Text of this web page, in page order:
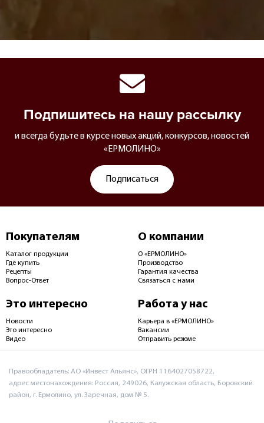
Подпишитесь на нашу рассылку
и всегда будьте в курсе новых акций, конкурсов, новостей
«ЕРМОЛИНО»
Подписаться
Покупателям
Каталог продукции
Где купить
Рецепты
Вопрос-Ответ
О компании
О «ЕРМОЛИНО»
Производство
Гарантия качества
Связаться с нами
Это интересно
Новости
Это интересно
Видео
Работа у нас
Карьера в «ЕРМОЛИНО»
Вакансии
Отправить резюме
Правообладатель: АО «Инвест Альянс», ОГРН 1164027058722,
адрес местонахождения: Россия, 249026, Калужская область, Боровский
район, г. Ермолино, ул. Заречная, дом № 5.